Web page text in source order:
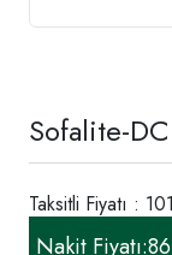
Sofalite-
Taksitli Fiyatı :
Nakit Fiyatı: